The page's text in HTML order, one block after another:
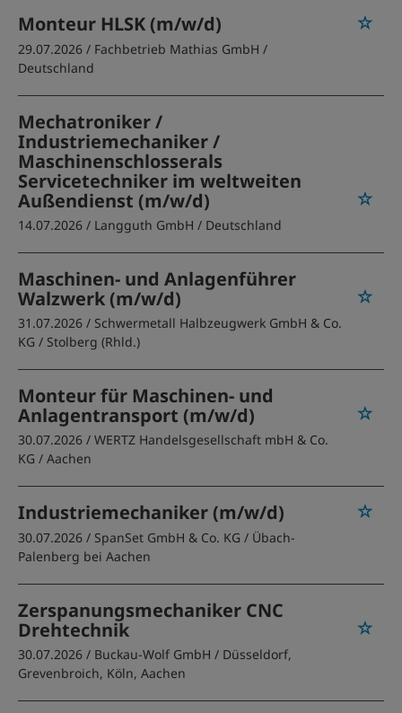
Monteur HLSK (m/w/d)
29.07.2026 / Fachbetrieb Mathias GmbH /
Deutschland
Mechatroniker /
Industriemechaniker /
Maschinenschlosserals
Servicetechniker im weltweiten
Außendienst (m/w/d)
14.07.2026 / Langguth GmbH / Deutschland
Maschinen- und Anlagenführer
Walzwerk (m/w/d)
31.07.2026 / Schwermetall Halbzeugwerk GmbH & Co.
KG / Stolberg (Rhld.)
Monteur für Maschinen- und
Anlagentransport (m/w/d)
30.07.2026 / WERTZ Handelsgesellschaft mbH & Co.
KG / Aachen
Industriemechaniker (m/w/d)
30.07.2026 / SpanSet GmbH & Co. KG / Übach-
Palenberg bei Aachen
Zerspanungsmechaniker CNC
Drehtechnik
30.07.2026 / Buckau-Wolf GmbH / Düsseldorf,
Grevenbroich, Köln, Aachen